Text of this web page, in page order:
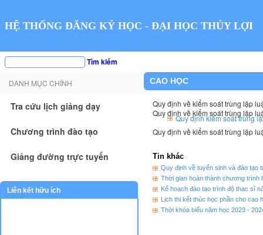
HỆ THỐNG ĐĂNG KÝ HỌC - ĐẠI HỌC THỦY LỢI
Tìm kiếm
DANH MỤC CHÍNH
Tra cứu lịch giảng dạy
Chương trình đào tạo
Giảng đường trực tuyến
Liên kết hữu ích
CAO HỌC
Quy định về kiểm soát trùng lặp
Quy định về kiểm soát trùng lặp
Quy định kiểm soát trùng
Quy định về kiểm soát trùng lặp
Tin khác
Quy định về tuyển sinh và đào tạo
Thời gian hoàn thành chương trình
Kế hoạch đào tạo trình độ thạc sĩ
Lịch thi kết thúc học phần cho cao
Thời khóa biểu năm học 2023 -